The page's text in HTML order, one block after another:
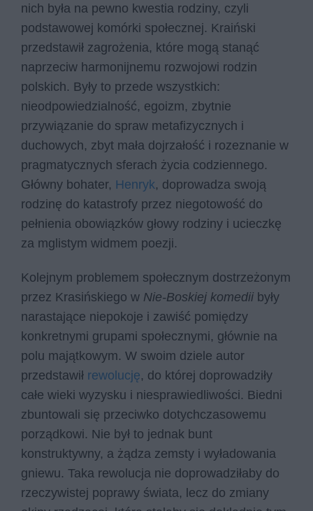
nich była na pewno kwestia rodziny, czyli
podstawowej komórki społecznej. Kraiński
przedstawił zagrożenia, które mogą stanąć
naprzeciw harmonijnemu rozwojowi rodzin
polskich. Były to przede wszystkich:
nieodpowiedzialność, egoizm, zbytnie
przywiązanie do spraw metafizycznych i
duchowych, zbyt mała dojrzałość i rozeznanie w
pragmatycznych sferach życia codziennego.
Główny bohater, Henryk, doprowadza swoją
rodzinę do katastrofy przez niegotowość do
pełnienia obowiązków głowy rodziny i ucieczkę
za mglistym widmem poezji.
Kolejnym problemem społecznym dostrzeżonym
przez Krasińskiego w Nie-Boskiej komedii były
narastające niepokoje i zawiść pomiędzy
konkretnymi grupami społecznymi, głównie na
polu majątkowym. W swoim dziele autor
przedstawił rewolucję, do której doprowadziły
całe wieki wyzysku i niesprawiedliwości. Biedni
zbuntowali się przeciwko dotychczasowemu
porządkowi. Nie był to jednak bunt
konstruktywny, a żądza zemsty i wyładowania
gniewu. Taka rewolucja nie doprowadziłaby do
rzeczywistej poprawy świata, lecz do zmiany